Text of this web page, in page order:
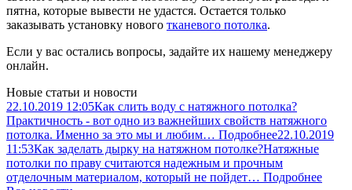
пятна, которые вывести не удастся. Остается только
заказывать установку нового тканевого потолка.
Если у вас остались вопросы, задайте их нашему менеджеру
онлайн.
Новые статьи и новости
22.10.2019 12:05Как слить воду с натяжного потолка?
Практичность - вот одно из важнейших свойств натяжного
потолка. Именно за это мы и любим… Подробнее22.10.2019
11:53Как заделать дырку на натяжном потолке?Натяжные
потолки по праву считаются надежным и прочным
отделочным материалом, который не пойдет… Подробнее